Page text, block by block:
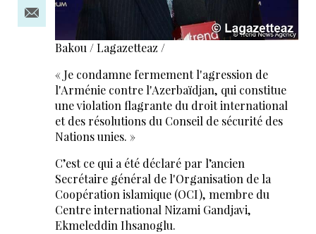
Bakou / Lagazetteaz /
« Je condamne fermement l'agression de
l'Arménie contre l'Azerbaïdjan, qui constitue
une violation flagrante du droit international
et des résolutions du Conseil de sécurité des
Nations unies. »
C’est ce qui a été déclaré par l’ancien
Secrétaire général de l'Organisation de la
Coopération islamique (OCI), membre du
Centre international Nizami Gandjavi,
Ekmeleddin Ihsanoglu.